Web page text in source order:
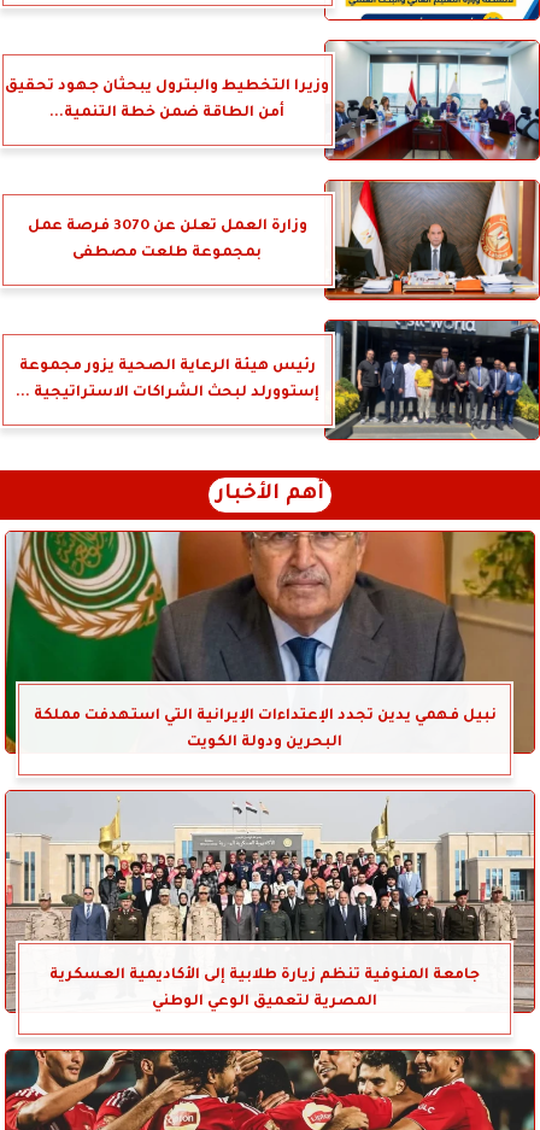
وزيرا التخطيط والبترول يبحثان جهود تحقيق
أمن الطاقة ضمن خطة التنمية...
وزارة العمل تعلن عن 3070 فرصة عمل
بمجموعة طلعت مصطفى
رئيس هيئة الرعاية الصحية يزور مجموعة
إستوورلد لبحث الشراكات الاستراتيجية ...
أهم الأخبار
نبيل فهمي يدين تجدد الإعتداءات الإيرانية التي استهدفت مملكة
البحرين ودولة الكويت
جامعة المنوفية تنظم زيارة طلابية إلى الأكاديمية العسكرية
المصرية لتعميق الوعي الوطني